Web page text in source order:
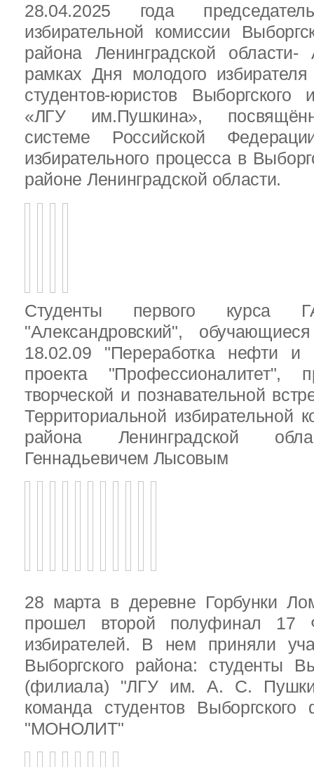
28.04.2025 года
избирательной комиссии
района Ленинградской
рамках Дня молодого
студентов-юристов Выборгского
«ЛГУ им.Пушкина»,
системе Российской
избирательного процесса в
районе Ленинградской области.
Студенты первого
"Александровский",
18.02.09 "Переработка нефти и
проекта "Профессионалитет",
творческой и познавательной
Территориальной избирательной
района Ленинградской
Геннадьевичем Лысовым
28 марта в деревне Горбунки
прошел второй полуфинал 17
избирателей. В нем приняли
Выборгского района: студенты
(филиала) "ЛГУ им. А. С.
команда студентов
"МОНОЛИТ"